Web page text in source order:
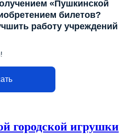
«Пушкинской
билетов?
работу учреждений
городской игрушки